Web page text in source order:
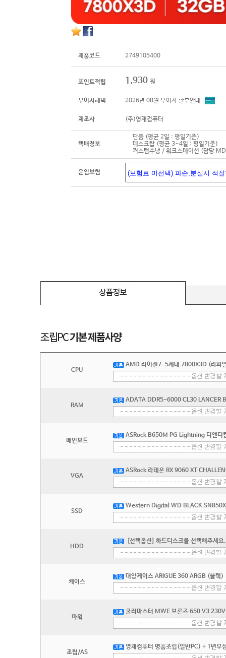
제품코드 2749105400
포인트적립 1,930 원
무이자혜택 2026년 08월 무이자 할부안내
제조사 (주)영재컴퓨터
택배정보
단품 (평균 2일 : 평일기준)
데스크탑 (평균 3~4일 : 평일기준)
커스텀수냉 / 워크스테이션 (담당
운임보험
CPU
AMD 라이젠7-5세대 7800X3D (라파
RAM
ADATA DDR5-6000 CL30 LANCER
메인보드
ASRock B650M PG Lightning 디앤디
VGA
ASRock 라데온 RX 9060 XT
SSD
Western Digital WD BLACK
HDD
[선택옵션] 하드디스크를 선택해주세요.
케이스
대양케이스 ARIGUE 360 ARGB (블랙)
파워
쿨러마스터 MWE 브론즈 650 V3
조립/AS
영재컴퓨터 명품조립(일반PC) + 1년무